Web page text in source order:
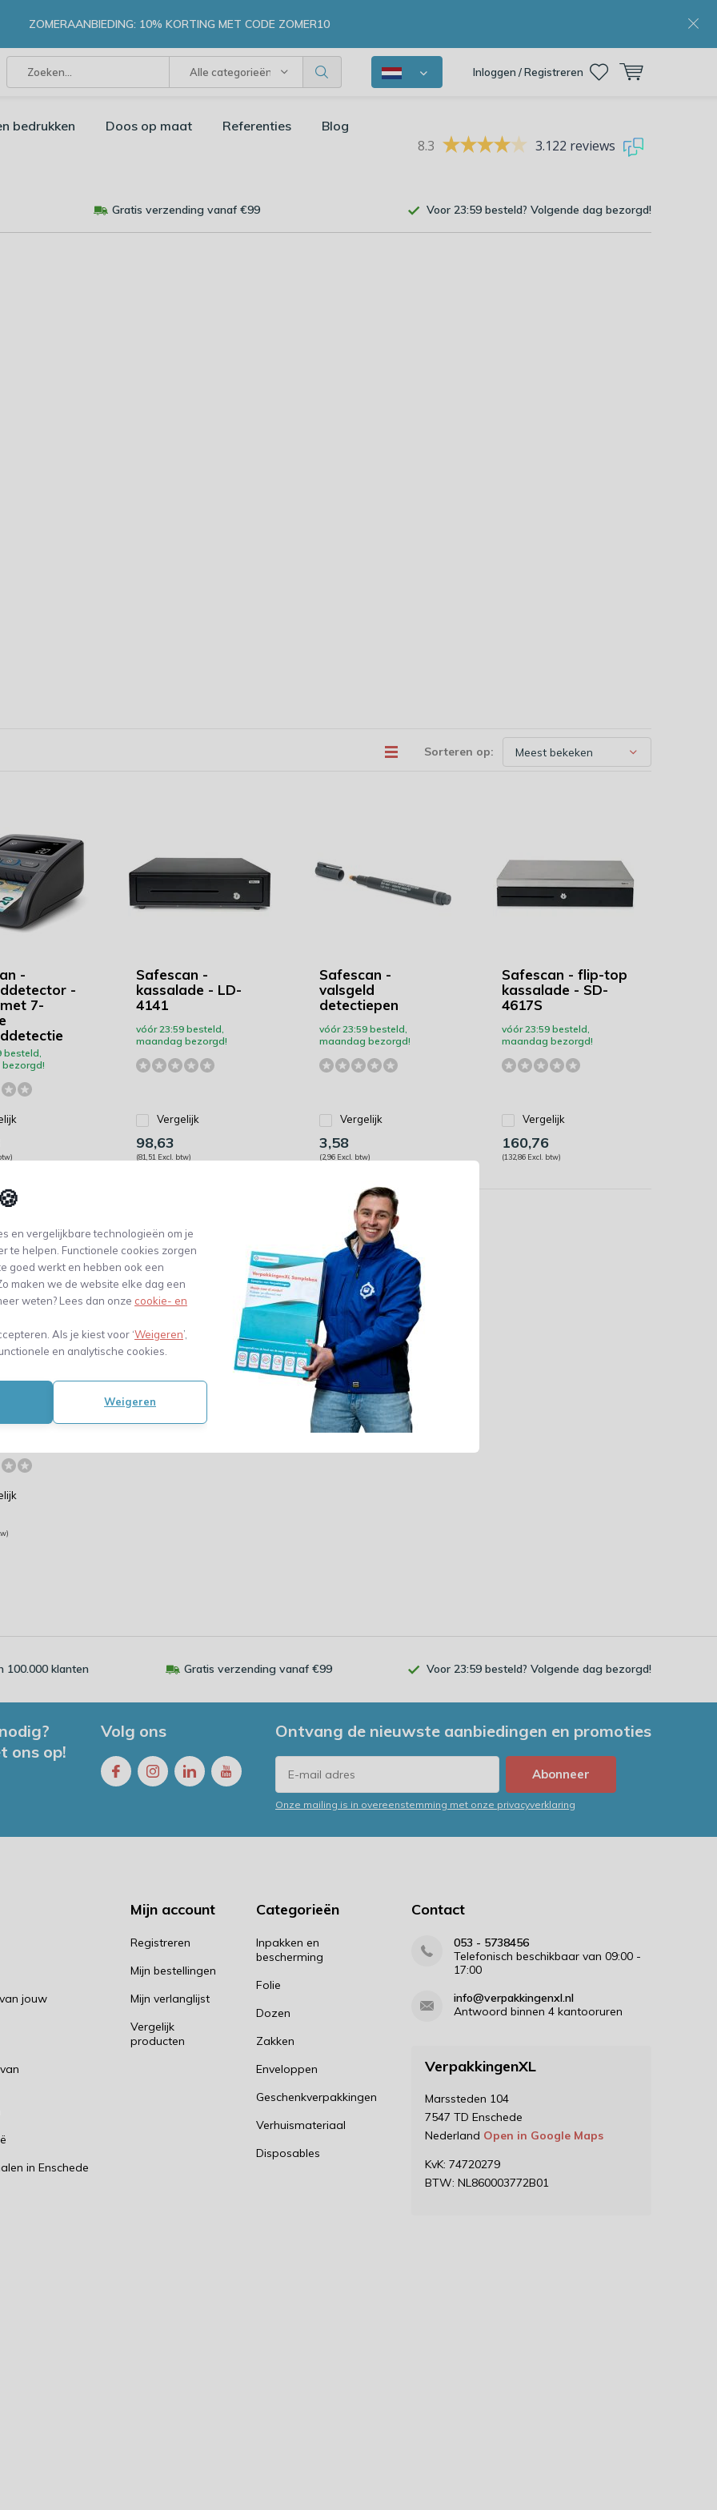
en vergelijkbare technologieën om je
te helpen. Functionele cookies zorgen
goed werkt en hebben ook een
maken we de website elke dag een
weten? Lees dan onze cookie- en
Als je kiest voor ‘Weigeren’,
en analytische cookies.
Weigeren
Alle categorieën Inloggen / Registreren
ZOMERAANBIEDING: 10% KORTING MET CODE ZOMER10
bedrukken Doos op maat Referenties Blog
8.3 3.122 reviews
Gratis verzending vanaf €99 Voor 23:59 besteld? Volgende dag bezorgd!
Sorteren op:
-
-
7-
besteld,
Safescan -
kassalade - LD-
4141
vóór 23:59 besteld,
maandag bezorgd!
Vergelijk
98,63
(81,51 Excl. btw)
Safescan -
valsgeld
detectiepen
vóór 23:59 besteld,
maandag bezorgd!
Vergelijk
3,58
(2,96 Excl. btw)
Safescan - flip-top
kassalade - SD-
4617S
vóór 23:59 besteld,
maandag bezorgd!
Vergelijk
160,76
(132,86 Excl. btw)
detector
UV
100.000 klanten Gratis verzending vanaf €99 Voor 23:59 besteld? Volgende dag bezorgd!
ons op!
Volg ons Ontvang de nieuwste aanbiedingen en promoties
Abonneer
Onze mailing is in overeenstemming met onze privacyverklaring
jouw
in Enschede
Mijn account
Registreren
Mijn bestellingen
Mijn verlanglijst
Vergelijk
producten
Categorieën
Inpakken en
bescherming
Folie
Dozen
Zakken
Enveloppen
Geschenkverpakkingen
Verhuismateriaal
Disposables
Contact
053 - 5738456
Telefonisch beschikbaar van 09:00 -
17:00
info@verpakkingenxl.nl
Antwoord binnen 4 kantooruren
VerpakkingenXL
Marssteden 104
7547 TD Enschede
Nederland Open in Google Maps
KvK: 74720279
BTW: NL860003772B01